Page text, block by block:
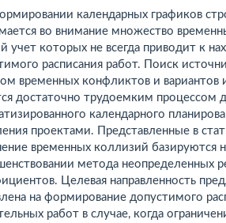
календарных графиков
во внимание множество
учет которых не всегда приводит к
расписания работ. Поиск
временных конфликтов и вариантов
достаточно трудоемким процессом
календарного
проектами. Представленные в
временных коллизий базируются
метода неопределенных
Целевая направленность
на формирование допустимого
работ в случае, когда